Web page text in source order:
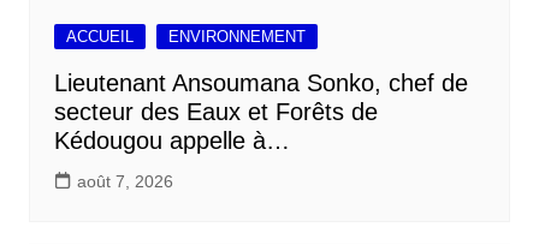
ACCUEIL ENVIRONNEMENT
Lieutenant Ansoumana Sonko, chef de
secteur des Eaux et Forêts de
Kédougou appelle à…
août 7, 2026